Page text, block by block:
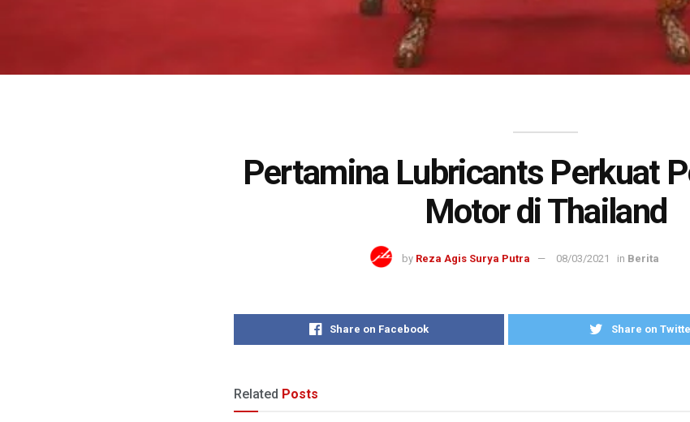
Pertamina Lubricants Perkuat
Motor di Thailand
by Reza Agis Surya Putra 08/03/2021 in Berita
Share on Facebook Share on
Related Posts